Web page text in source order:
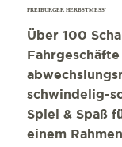
FREIBURGER HERBSTMESS'
Über 100
schwindelig-
Spiel & Spaß
einem